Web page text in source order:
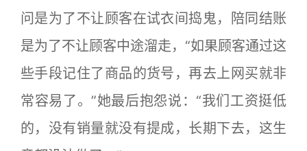
问是为了不让顾客在试衣间捣鬼，陪同结账
是为了不让顾客中途溜走，“如果顾客通过这
些手段记住了商品的货号，再去上网买就非
常容易了。”她最后抱怨说：“我们工资挺低
的，没有销量就没有提成，长期下去，这生